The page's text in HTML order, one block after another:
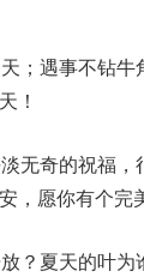
；遇事不钻
！
无奇的祝福
，愿你有个完
？夏天的叶